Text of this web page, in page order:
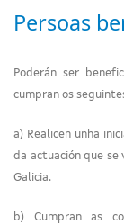
Persoas
Poderán ser
cumpran os
a) Realicen unha
da actuación que se
Galicia.
b) Cumpran as